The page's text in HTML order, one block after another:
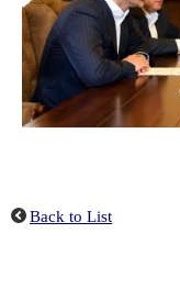
Back to List